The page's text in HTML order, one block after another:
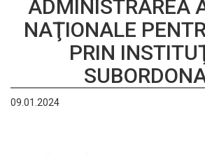
ADMINISTRAREA
NAŢIONALE
PRIN
09.01.2024